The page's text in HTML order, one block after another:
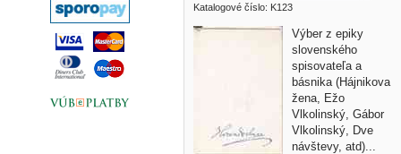
Katalogové číslo: K123
Výber z epiky
slovenského
spisovateľa a
básnika (Hájnikova
žena, Ežo
Vlkolinský, Gábor
Vlkolinský, Dve
návštevy, atd)...